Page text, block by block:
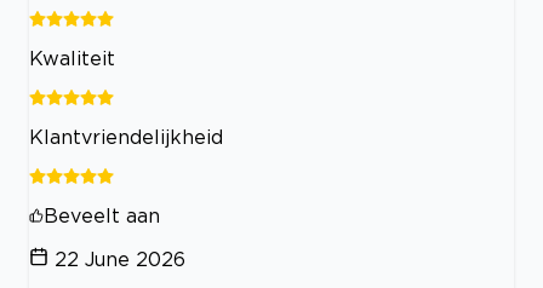
Kwaliteit
Klantvriendelijkheid
Beveelt aan
22 June 2026